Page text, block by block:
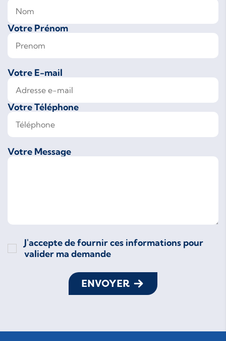
Votre Prénom
Votre E-mail
Votre Téléphone
Votre Message
J'accepte de fournir ces informations pour
valider ma demande
ENVOYER